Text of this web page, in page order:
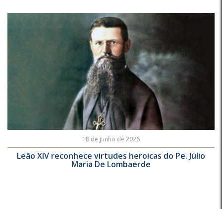
18 de junho de 2026
Leão XIV reconhece virtudes heroicas do Pe. Júlio
Maria De Lombaerde